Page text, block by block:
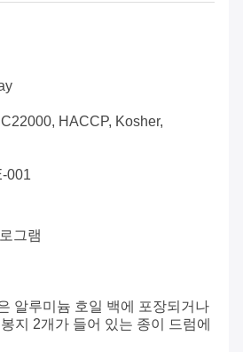
HACCP, Kosher,
001
그램
알루미늄 호일 백에 포장되거나
지 2개가 들어 있는 종이 드럼에